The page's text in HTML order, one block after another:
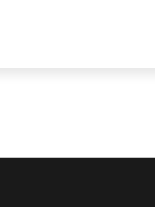
بها والتى تكون منها خدمة